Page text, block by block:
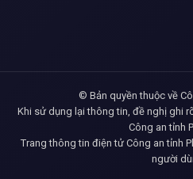
© Bản quyền thuộc về
Khi sử dụng lại thông tin, đề nghị ghi
Công an tỉnh
Trang thông tin điện tử Công an tỉnh
người